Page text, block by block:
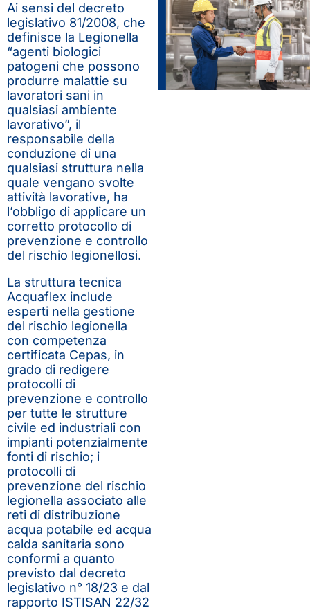
Ai sensi del decreto
legislativo 81/2008, che
definisce la Legionella
“agenti biologici
patogeni che possono
produrre malattie su
lavoratori sani in
qualsiasi ambiente
lavorativo”, il
responsabile della
conduzione di una
qualsiasi struttura nella
quale vengano svolte
attività lavorative, ha
l’obbligo di applicare un
corretto protocollo di
prevenzione e controllo
del rischio legionellosi.
La struttura tecnica
Acquaflex include
esperti nella gestione
del rischio legionella
con competenza
certificata Cepas, in
grado di redigere
protocolli di
prevenzione e controllo
per tutte le strutture
civile ed industriali con
impianti potenzialmente
fonti di rischio; i
protocolli di
prevenzione del rischio
legionella associato alle
reti di distribuzione
acqua potabile ed acqua
calda sanitaria sono
conformi a quanto
previsto dal decreto
legislativo n° 18/23 e dal
rapporto ISTISAN 22/32